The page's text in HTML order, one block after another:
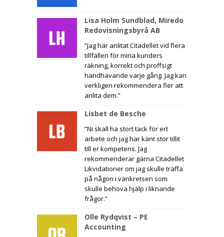
Lisa Holm Sundblad, Miredo
Redovisningsbyrå AB
”Jag har anlitat Citadellet vid flera
tillfällen för mina kunders
räkning, korrekt och proffsigt
handhavande varje gång. Jag kan
verkligen rekommendera fler att
anlita dem.”
Lisbet de Besche
”Ni skall ha stort tack för ert
arbete och jag har känt stor tillit
till er kompetens. Jag
rekommenderar gärna Citadellet
Likvidationer om jag skulle träffa
på någon i vänkretsen som
skulle behöva hjälp i liknande
frågor.”
Olle Rydqvist – PE
Accounting